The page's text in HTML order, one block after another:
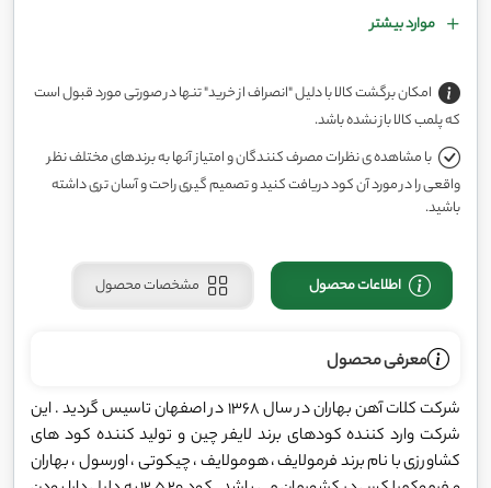
موارد بیشتر
امکان برگشت کالا با دلیل "انصراف از خرید" تنها در صورتی مورد قبول است
که پلمب کالا باز نشده باشد.
با مشاهده ی نظرات مصرف کنندگان و امتیاز آنها به برندهای مختلف نظر
واقعی را در مورد آن کود دریافت کنید و تصمیم گیری راحت و آسان تری داشته
باشید.
اطلاعات محصول مشخصات محصول
معرفی محصول
شرکت کلات آهن بهاران در سال 1368 در اصفهان تاسیس گردید . این
شرکت وارد کننده کودهای برند لایفر چین و تولید کننده کود های
کشاورزی با نام برند فرمولایف ، هومولایف ، چیکوتی ، اورسول ، بهاران